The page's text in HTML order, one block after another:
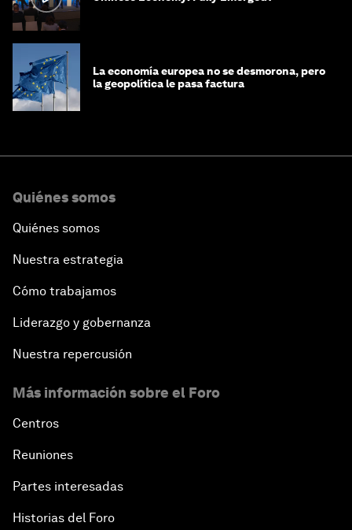
La economía europea no se desmorona, pero
la geopolítica le pasa factura
Quiénes somos
Quiénes somos
Nuestra estrategia
Cómo trabajamos
Liderazgo y gobernanza
Nuestra repercusión
Más información sobre el Foro
Centros
Reuniones
Partes interesadas
Historias del Foro